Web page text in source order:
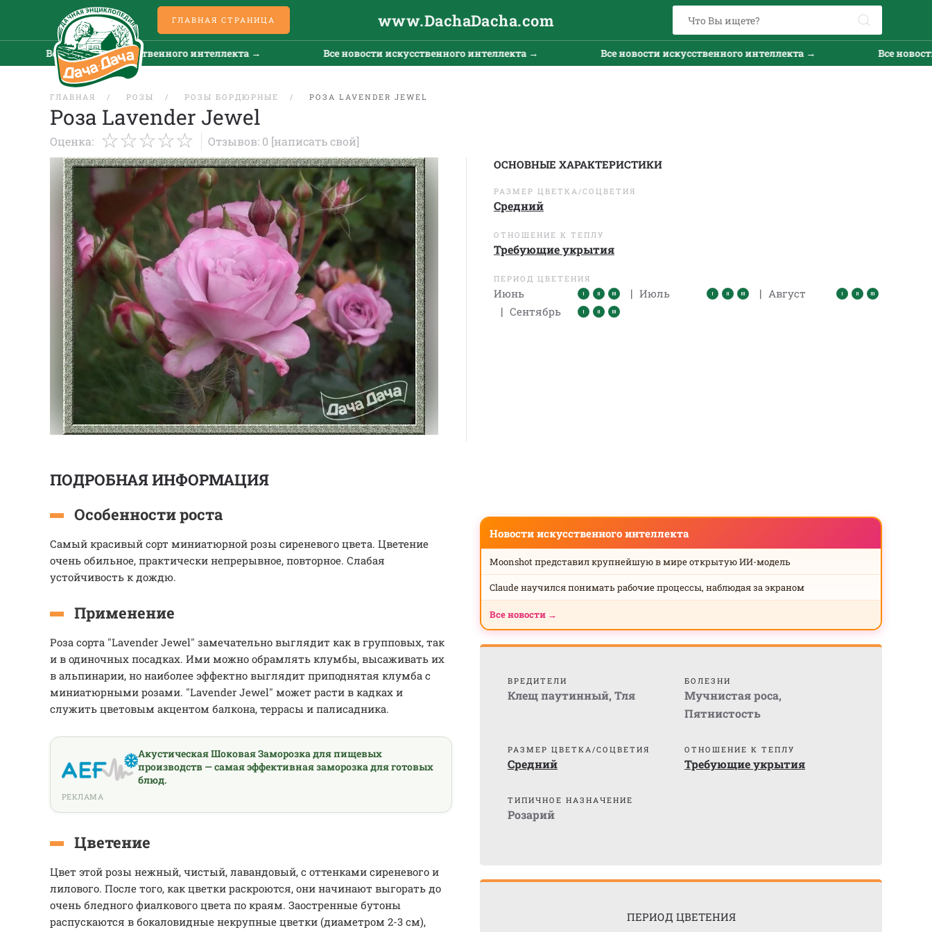
ГЛАВНАЯ СТРАНИЦА www.DachaDacha.com
Все новости искусственного интеллекта → Все новости искусственного интеллекта → Все новости искусственного интеллекта → Все новости
ГЛАВНАЯ РОЗЫ РОЗЫ БОРДЮРНЫЕ РОЗА LAVENDER JEWEL
Роза Lavender Jewel
Оценка: Отзывов: 0 [написать свой]
ОСНОВНЫЕ ХАРАКТЕРИСТИКИ
РАЗМЕР ЦВЕТКА/СОЦВЕТИЯ
Средний
ОТНОШЕНИЕ К ТЕПЛУ
Требующие укрытия
ПЕРИОД ЦВЕТЕНИЯ
Июнь | Июль | Август
| Сентябрь
ПОДРОБНАЯ ИНФОРМАЦИЯ
Особенности роста
Самый красивый сорт миниатюрной розы сиреневого цвета. Цветение
очень обильное, практически непрерывное, повторное. Слабая
устойчивость к дождю.
Применение
Роза сорта "Lavender Jewel" замечательно выглядит как в групповых, так
и в одиночных посадках. Ими можно обрамлять клумбы, высаживать их
в альпинарии, но наиболее эффектно выглядит приподнятая клумба с
миниатюрными розами. "Lavender Jewel" может расти в кадках и
служить цветовым акцентом балкона, террасы и палисадника.
Акустическая Шоковая Заморозка для пищевых
производств — самая эффективная заморозка для готовых
блюд.
РЕКЛАМА
Цветение
Цвет этой розы нежный, чистый, лавандовый, с оттенками сиреневого и
лилового. После того, как цветки раскроются, они начинают выгорать до
очень бледного фиалкового цвета по краям. Заостренные бутоны
распускаются в бокаловидные некрупные цветки (диаметром 2-3 см),
Новости искусственного интеллекта
Moonshot представил крупнейшую в мире открытую ИИ-модель
Claude научился понимать рабочие процессы, наблюдая за экраном
Все новости →
ВРЕДИТЕЛИ
Клещ паутинный, Тля
БОЛЕЗНИ
Мучнистая роса,
Пятнистость
РАЗМЕР ЦВЕТКА/СОЦВЕТИЯ
Средний
ОТНОШЕНИЕ К ТЕПЛУ
Требующие укрытия
ТИПИЧНОЕ НАЗНАЧЕНИЕ
Розарий
ПЕРИОД ЦВЕТЕНИЯ